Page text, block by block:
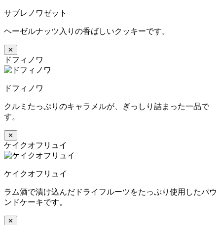
サブレノワゼット
ヘーゼルナッツ入りの香ばしいクッキーです。
✕
ドフィノワ
ドフィノワ
クルミたっぷりのキャラメルが、ぎっしり詰まった一品で
す。
✕
ケイクオフリュイ
ケイクオフリュイ
ラム酒で漬け込んだドライフルーツをたっぷり使用したパウ
ンドケーキです。
✕